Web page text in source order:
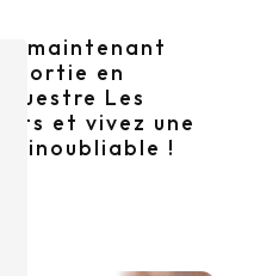
maintenant
sortie en
Les
et vivez une
inoubliable !